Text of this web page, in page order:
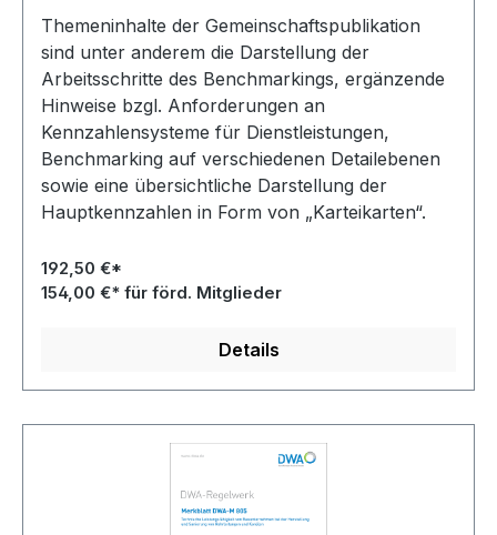
Themeninhalte der Gemeinschaftspublikation
sind unter anderem die Darstellung der
Arbeitsschritte des Benchmarkings, ergänzende
Hinweise bzgl. Anforderungen an
Kennzahlensysteme für Dienstleistungen,
Benchmarking auf verschiedenen Detailebenen
sowie eine übersichtliche Darstellung der
Hauptkennzahlen in Form von „Karteikarten“.
192,50 €*
154,00 €* für förd. Mitglieder
Details